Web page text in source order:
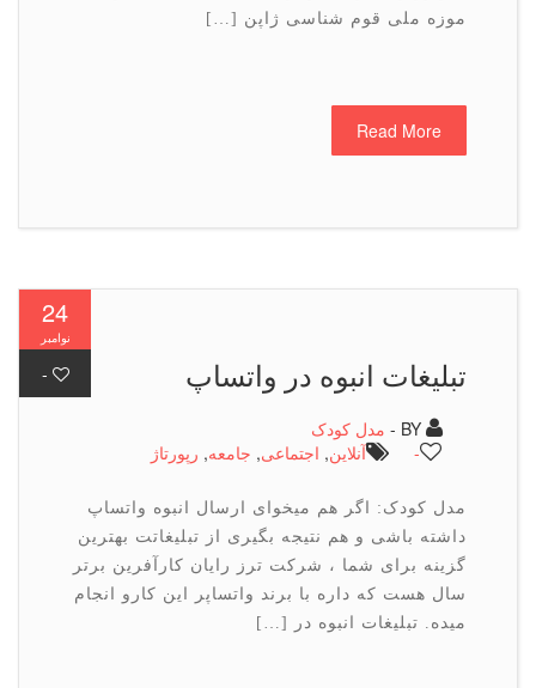
موزه ملی قوم شناسی ژاپن […]
Read More
تبلیغات انبوه در واتساپ
مدل کودک
آنلاین ,اجتماعی ,جامعه ,رپورتاژ
مدل کودک: اگر هم میخوای ارسال انبوه واتساپ
داشته باشی و هم نتیجه بگیری از تبلیغاتت بهترین
گزینه برای شما ، شرکت ترز رایان کارآفرین برتر
سال هست که داره با برند واتساپر این کارو انجام
میده. تبلیغات انبوه در […]